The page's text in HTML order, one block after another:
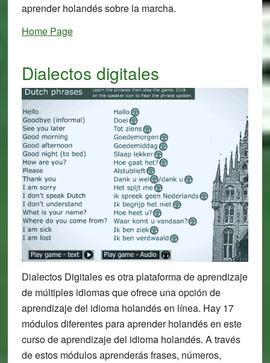
aprender holandés sobre la marcha.
Home Page
Dialectos digitales
Dialectos Digitales es otra plataforma de aprendizaje
de múltiples idiomas que ofrece una opción de
aprendizaje del idioma holandés en línea. Hay 17
módulos diferentes para aprender holandés en este
curso de aprendizaje del idioma holandés. A través
de estos módulos aprenderás frases, números,